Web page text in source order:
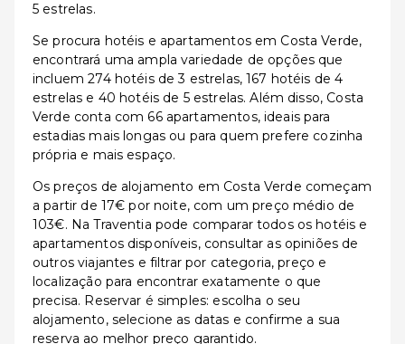
5 estrelas.
Se procura hotéis e apartamentos em Costa Verde,
encontrará uma ampla variedade de opções que
incluem 274 hotéis de 3 estrelas, 167 hotéis de 4
estrelas e 40 hotéis de 5 estrelas. Além disso, Costa
Verde conta com 66 apartamentos, ideais para
estadias mais longas ou para quem prefere cozinha
própria e mais espaço.
Os preços de alojamento em Costa Verde começam
a partir de 17€ por noite, com um preço médio de
103€. Na Traventia pode comparar todos os hotéis e
apartamentos disponíveis, consultar as opiniões de
outros viajantes e filtrar por categoria, preço e
localização para encontrar exatamente o que
precisa. Reservar é simples: escolha o seu
alojamento, selecione as datas e confirme a sua
reserva ao melhor preço garantido.